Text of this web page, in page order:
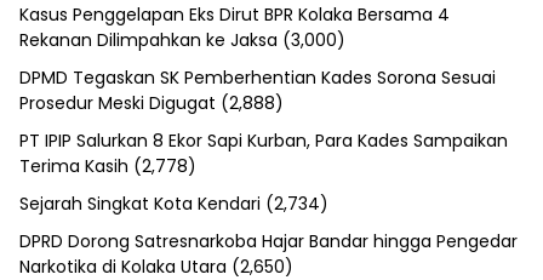
Kasus Penggelapan Eks Dirut BPR Kolaka Bersama 4
Rekanan Dilimpahkan ke Jaksa (3,000)
DPMD Tegaskan SK Pemberhentian Kades Sorona Sesuai
Prosedur Meski Digugat (2,888)
PT IPIP Salurkan 8 Ekor Sapi Kurban, Para Kades Sampaikan
Terima Kasih (2,778)
Sejarah Singkat Kota Kendari (2,734)
DPRD Dorong Satresnarkoba Hajar Bandar hingga Pengedar
Narkotika di Kolaka Utara (2,650)